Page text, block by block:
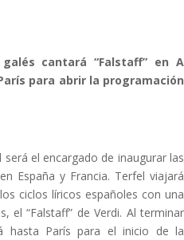
cantará “Falstaff” en A
para abrir la programación
el encargado de inaugurar las
España y Francia. Terfel viajará
ciclos líricos españoles con una
el “Falstaff” de Verdi. Al terminar
hasta París para el inicio de la